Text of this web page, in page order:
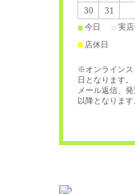
30
31
■今日 実
■ 店休日
※オンラインス
日となります。
メール返信、
以降となります